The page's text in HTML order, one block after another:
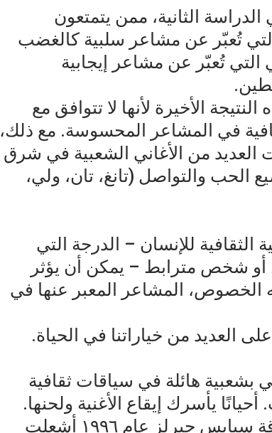
الثانية، ممن يتمتعون
التي تُعبّر عن مشاعر سلبية كالغضب
التي تُعبّر عن مشاعر إيجابية
الأخيرة لأنها لا تتوافق مع
في المشاعر المحسوسة. مع ذلك،
العديد من الأغاني الشعبية في شرق
الحب والتواصل (تانغ، تان، ولي،
الثقافية للإنسان – الدرجة التي
شخص مترابط – يمكن أن يؤثر
الخصوص، المشاعر المعبر عنها في
العديد من خياراتنا في الحياة.
هائلة في سياقات ثقافية
يأسرك إيقاع الأغنية ولحنها.
أعتقد أن أغنية “وانابي” الناجحة لفرقة سبايس جيرلز عام ١٩٩٦ أشعلت